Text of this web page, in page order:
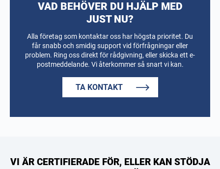
VAD BEHÖVER DU HJÄLP MED
JUST NU?
Alla företag som kontaktar oss har högsta prioritet. Du
får snabb och smidig support vid förfrågningar eller
problem. Ring oss direkt för rådgivning, eller skicka ett e-
postmeddelande. Vi återkommer så snart vi kan.
TA KONTAKT
VI ÄR CERTIFIERADE FÖR, ELLER KAN STÖDJA